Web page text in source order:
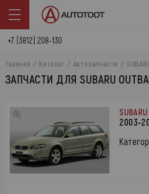
+7 (3812) 208-130
Главная Каталог Автозапчасти
ЗАПЧАСТИ ДЛЯ SUBARU
2003-